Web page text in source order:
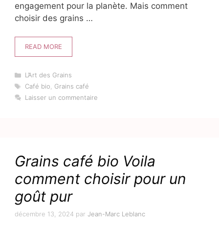
engagement pour la planète. Mais comment
choisir des grains …
READ MORE
Catégories
L’Art des Grains
Étiquettes
Café bio, Grains café
Laisser un commentaire
Grains café bio Voila
comment choisir pour un
goût pur
décembre 13, 2024 par Jean-Marc Leblanc